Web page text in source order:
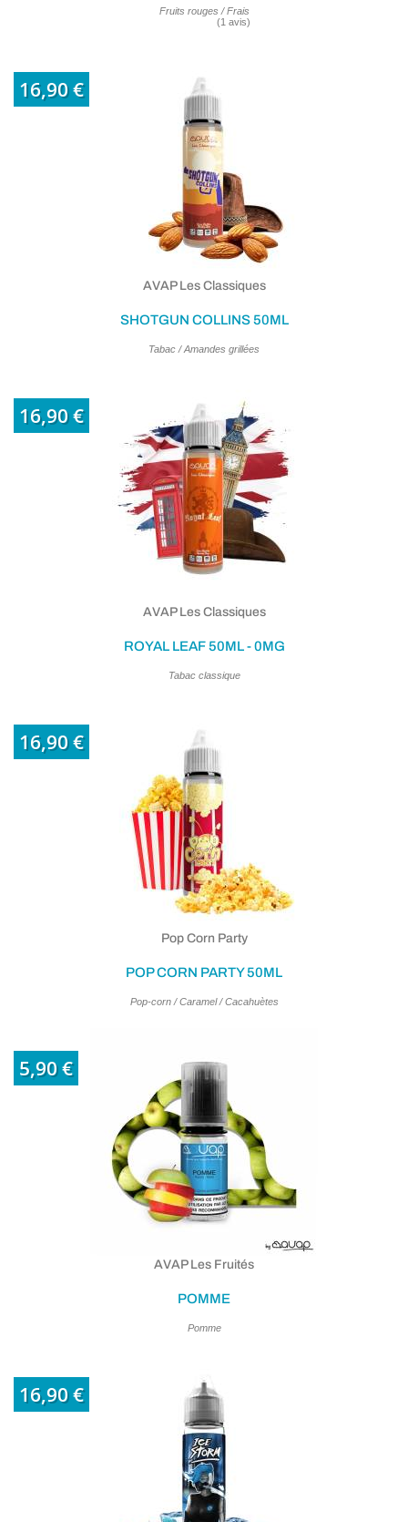
Fruits rouges / Frais
16,90 €
AVAP Les Classiques
SHOTGUN COLLINS 50ML
Tabac / Amandes grillées
16,90 €
AVAP Les Classiques
ROYAL LEAF 50ML - 0MG
Tabac classique
16,90 €
Pop Corn Party
POP CORN PARTY 50ML
Pop-corn / Caramel / Cacahuètes
5,90 €
AVAP Les Fruités
POMME
Pomme
16,90 €